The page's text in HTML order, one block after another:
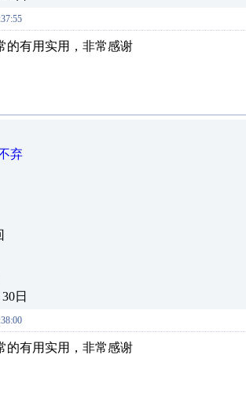
的有用实用，非常感谢
弃
日
的有用实用，非常感谢